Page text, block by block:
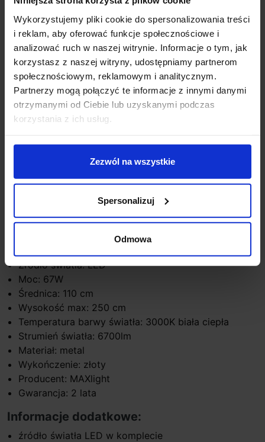
Wykorzystujemy pliki cookie do spersonalizowania treści
i reklam, aby oferować funkcje społecznościowe i
analizować ruch w naszej witrynie. Informacje o tym, jak
korzystasz z naszej witryny, udostępniamy partnerom
społecznościowym, reklamowym i analitycznym.
Partnerzy mogą połączyć te informacje z innymi danymi
otrzymanymi od Ciebie lub uzyskanymi podczas
korzystania z ich usług.
Zezwól na wszystkie
Spersonalizuj
Odmowa
Opis
MAXlight LUXURY P0370to piękna, a zarazem
minimalistyczna lampa wisząca w kształcie pierścienia,
biało-ciepłej barwie 3000K. Elegancki, geometryczny
wygląd, modny kolor oraz wysoka jakość wykonania
sprawdzi się zarówno w nowoczesnych, ale też
tradycyjnie wykończonych wnętrzach.
Parametry techniczne:
Źródło światła: LED
Moc: 67W
Średnica: 110 cm
Wysokość max: 250 cm
Temperatura barwy światła: 3000K biała ciepła
Strumień światła: 6700lm
Materiał: metal
Wykończenie: złoty
Producent: MAXlight
Gwarancja: 2 lata
Informacje dodatkowe:
źródło światła LED w komplecie